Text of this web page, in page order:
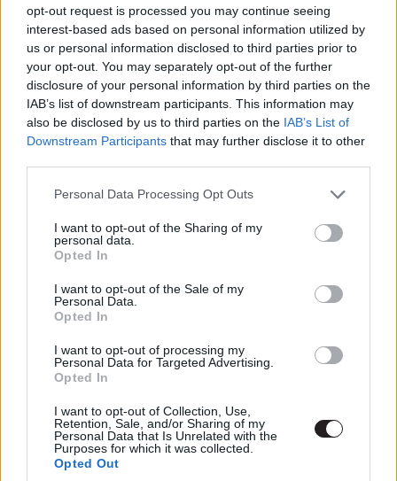
opt-out request is processed you may continue seeing
interest-based ads based on personal information utilized by
us or personal information disclosed to third parties prior to
your opt-out. You may separately opt-out of the further
disclosure of your personal information by third parties on the
IAB’s list of downstream participants. This information may
also be disclosed by us to third parties on the IAB’s List of
Downstream Participants that may further disclose it to other
Please note that this website/app uses one or more Google
not limited to your visit or usage behaviour. You may click to
grant or deny consent to Google and its third-party tags to
use your data for below specified purposes in below Google
consent section.
Personal Data Processing Opt Outs
I want to opt-out of the Sharing of my
personal data.
Opted In
I want to opt-out of the Sale of my
Personal Data.
Opted In
I want to opt-out of processing my
Personal Data for Targeted Advertising.
Opted In
I want to opt-out of Collection, Use,
Retention, Sale, and/or Sharing of my
Personal Data that Is Unrelated with the
Purposes for which it was collected.
Opted Out
mélynövésű, hegyes orrú, high-tech esernyőkkel
felszerelt Pingvinhez, Gotham maffiózójához 20-40 év
között, az atletikus betörő, Macskanő szerepére pedig
20-30 év közötti színésznőket keresnek, ahol bőrszín a
többi jelölt esetében szintén nem kitétel. Azonban az
igazi újonc - legalábbis nagyvásznon - mindenképpen az
eddig nem látott Firefly: a high-tech ruhákban röpködő
gonosztevő szerepére 20-30 év közötti férfi színészt
castingol majd a rendező.
Vagyis amennyiben ez igaz - márpedig korábban a